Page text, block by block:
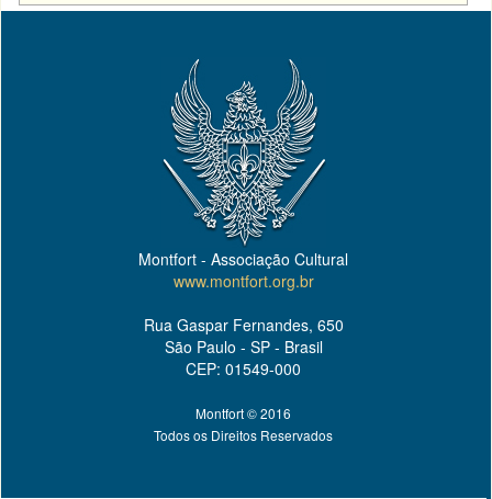
Montfort - Associação Cultural
www.montfort.org.br
Rua Gaspar Fernandes, 650
São Paulo - SP - Brasil
CEP: 01549-000
Montfort © 2016
Todos os Direitos Reservados